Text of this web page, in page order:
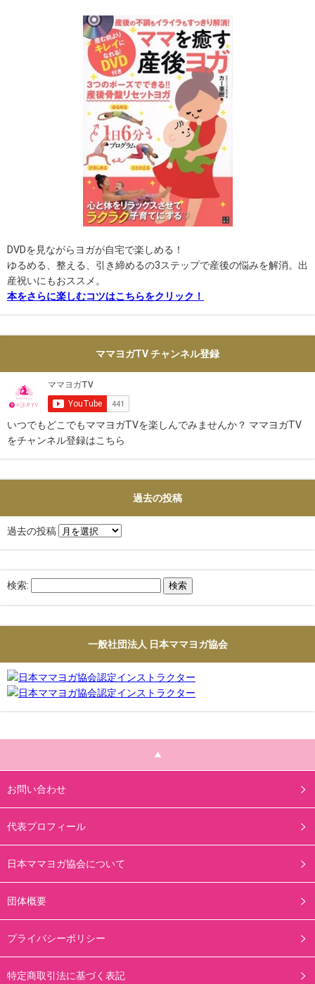
DVDを見ながらヨガが自宅で楽しめる！
ゆるめる、整える、引き締めるの3ステップで産後の悩みを解消。出
産祝いにもおススメ。
本をさらに楽しむコツはこちらをクリック！
ママヨガTV チャンネル登録
いつでもどこでもママヨガTVを楽しんでみませんか？ ママヨガTV
をチャンネル登録はこちら
過去の投稿
過去の投稿
検索:
一般社団法人 日本ママヨガ協会
お問い合わせ
代表プロフィール
日本ママヨガ協会について
団体概要
プライバシーポリシー
特定商取引法に基づく表記